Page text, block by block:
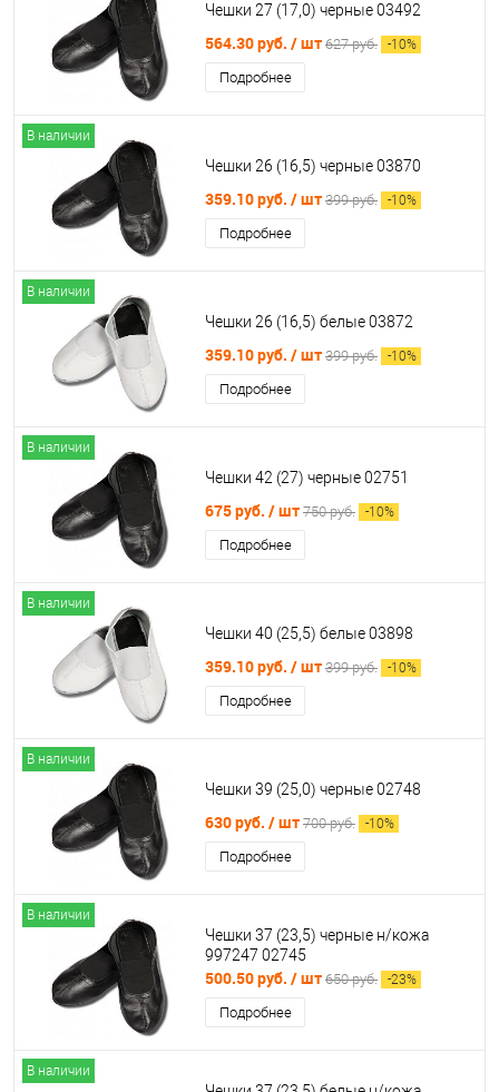
Чешки 27 (17,0) черные 03492
564.30 руб. / шт 627 руб. -10%
Подробнее
В наличии
Чешки 26 (16,5) черные 03870
359.10 руб. / шт 399 руб. -10%
Подробнее
В наличии
Чешки 26 (16,5) белые 03872
359.10 руб. / шт 399 руб. -10%
Подробнее
В наличии
Чешки 42 (27) черные 02751
675 руб. / шт 750 руб. -10%
Подробнее
В наличии
Чешки 40 (25,5) белые 03898
359.10 руб. / шт 399 руб. -10%
Подробнее
В наличии
Чешки 39 (25,0) черные 02748
630 руб. / шт 700 руб. -10%
Подробнее
В наличии
Чешки 37 (23,5) черные н/кожа
997247 02745
500.50 руб. / шт 650 руб. -23%
Подробнее
В наличии